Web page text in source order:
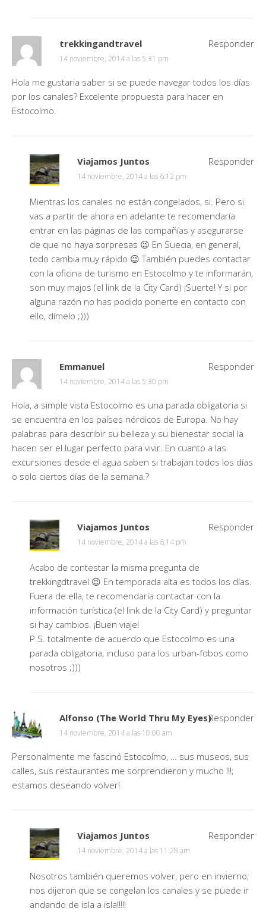
trekkingandtravel
14 noviembre, 2014 a las 5:31 pm
Hola me gustaria saber si se puede navegar todos los días
por los canales? Excelente propuesta para hacer en
Estocolmo.
Responder
Viajamos Juntos
14 noviembre, 2014 a las 6:12 pm
Mientras los canales no están congelados, si. Pero si
vas a partir de ahora en adelante te recomendaría
entrar en las páginas de las compañías y asegurarse
de que no haya sorpresas 😉 En Suecia, en general,
todo cambia muy rápido 😉 También puedes contactar
con la oficina de turismo en Estocolmo y te informarán,
son muy majos (el link de la City Card) ¡Suerte! Y si por
alguna razón no has podido ponerte en contacto con
ello, dímelo ;)))
Responder
Emmanuel
14 noviembre, 2014 a las 5:30 pm
Hola, a simple vista Estocolmo es una parada obligatoria si
se encuentra en los países nórdicos de Europa. No hay
palabras para describir su belleza y su bienestar social la
hacen ser el lugar perfecto para vivir. En cuanto a las
excursiones desde el agua saben si trabajan todos los días
o solo ciertos días de la semana.?
Responder
Viajamos Juntos
14 noviembre, 2014 a las 6:14 pm
Acabo de contestar la misma pregunta de
trekkingdtravel 😉 En temporada alta es todos los días.
Fuera de ella, te recomendaría contactar con la
información turística (el link de la City Card) y preguntar
si hay cambios. ¡Buen viaje!
P.S. totalmente de acuerdo que Estocolmo es una
parada obligatoria, incluso para los urban-fobos como
nosotros ;)))
Responder
Alfonso (The World Thru My Eyes)
14 noviembre, 2014 a las 10:00 am
Personalmente me fascinó Estocolmo, … sus museos, sus
calles, sus restaurantes me sorprendieron y mucho !!!;
estamos deseando volver!
Responder
Viajamos Juntos
14 noviembre, 2014 a las 11:28 am
Nosotros también queremos volver, pero en invierno;
nos dijeron que se congelan los canales y se puede ir
andando de isla a isla!!!!!
Responder